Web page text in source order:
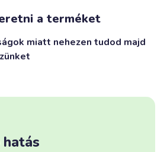
a terméket
miatt nehezen tudod majd